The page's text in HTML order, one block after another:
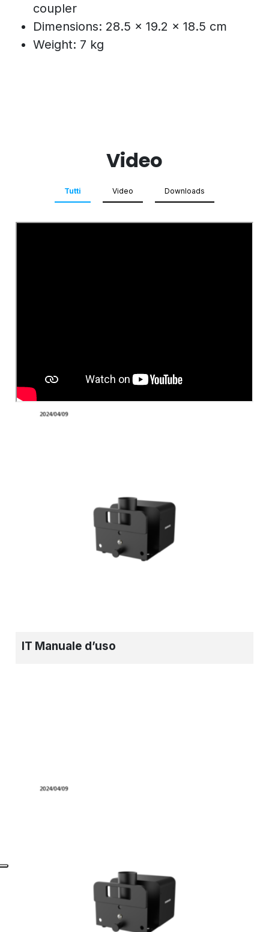
coupler
Dimensions: 28.5 x 19.2 x 18.5 cm
Weight: 7 kg
Video
Tutti Video Downloads
IT Manuale d’uso